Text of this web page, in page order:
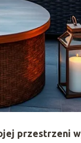
przestrzeni